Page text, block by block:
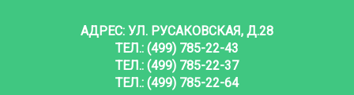
АДРЕС: УЛ. РУСАКОВСКАЯ, Д.28
ТЕЛ.: (499) 785-22-43
ТЕЛ.: (499) 785-22-37
ТЕЛ.: (499) 785-22-64